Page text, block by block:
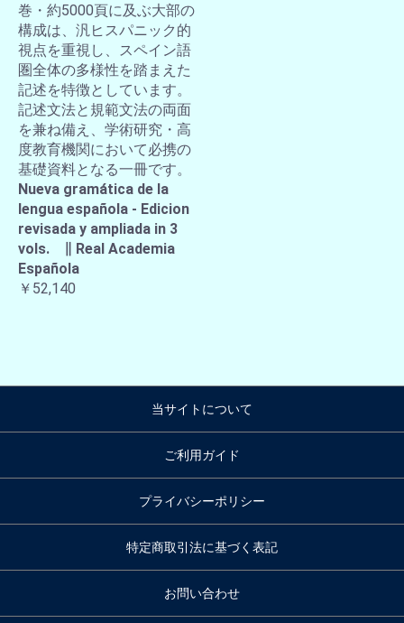
巻・約5000頁に及ぶ大部の
構成は、汎ヒスパニック的
視点を重視し、スペイン語
圏全体の多様性を踏まえた
記述を特徴としています。
記述文法と規範文法の両面
を兼ね備え、学術研究・高
度教育機関において必携の
基礎資料となる一冊です。
Nueva gramática de la
lengua española - Edicion
revisada y ampliada in 3
vols. ∥ Real Academia
Española
￥52,140
当サイトについて
ご利用ガイド
プライバシーポリシー
特定商取引法に基づく表記
お問い合わせ